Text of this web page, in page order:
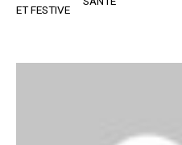
ET FESTIVE